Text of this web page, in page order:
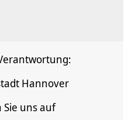
Hannover
Sie uns auf